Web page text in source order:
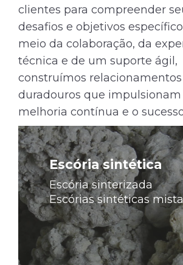
clientes para compreender
desafios e objetivos
meio da colaboração, da
técnica e de um suporte ágil,
construímos relacionamentos
duradouros que impulsionam
melhoria contínua e o
Escória sintética
Escória sinterizada
Escórias sintéticas
Saiba
mais